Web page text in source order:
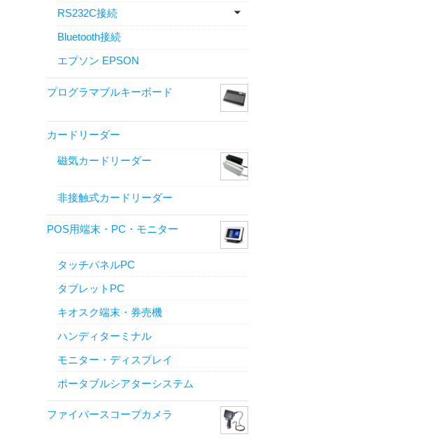
RS232C接続
Bluetooth接続
エプソン EPSON
プログラマブルキーボード
カードリーダー
磁気カードリーダー
非接触式カードリーダー
POS用端末・PC・モニター
タッチパネルPC
タブレットPC
キオスク端末・券売機
ハンディターミナル
モニター・ディスプレイ
ポータブルシアターシステム
ファイバースコープカメラ